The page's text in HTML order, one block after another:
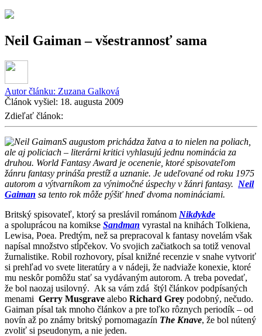
Neil Gaiman – všestrannosť sama
Autor článku: Zuzana Galková
Článok vyšiel: 18. augusta 2009
Zdieľať článok:
S augustom prichádza žatva a to nielen na poliach,
ale aj policiach – literárni kritici vyhlasujú jednu nominácia za
druhou. World Fantasy Award je ocenenie, ktoré spisovateľom
žánru fantasy prináša prestíž a uznanie. Je udeľované od roku 1975
autorom a výtvarníkom za výnimočné úspechy v žánri fantasy. Neil
Gaiman sa tento rok môže pýšiť hneď dvoma nomináciami.
Britský spisovateľ, ktorý sa preslávil románom Nikdykde
a spoluprácou na komikse Sandman vyrastal na knihách Tolkiena,
Lewisa, Poea. Predtým, než sa prepracoval k fantasy novelám však
napísal množstvo stĺpčekov. Vo svojich začiatkoch sa totiž venoval
žurnalistike. Robil rozhovory, písal knižné recenzie v snahe vytvoriť
si prehľad vo svete literatúry a v nádeji, že nadviaže konexie, ktoré
mu neskôr pomôžu stať sa vydávaným autorom. A treba povedať,
že bol naozaj usilovný. Ak sa vám zdá štýl článkov podpísaných
menami Gerry Musgrave alebo Richard Grey podobný, nečudo.
Gaiman písal tak mnoho článkov a pre toľko rôznych periodík – od
novín až po známy britský pornomagazín The Knave, že bol nútený
zvoliť si pseudonym, a nie jeden.